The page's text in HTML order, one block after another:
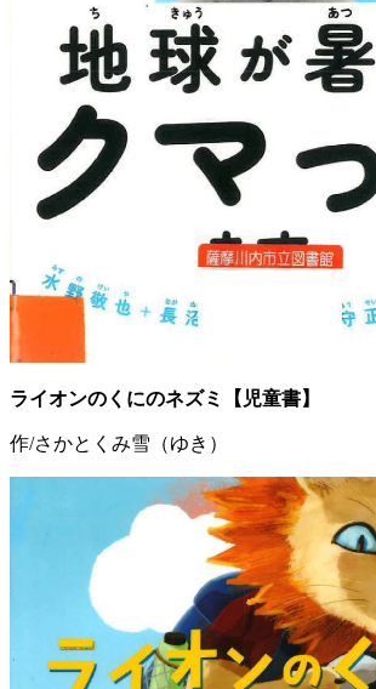
ライオンのくにのネズミ【児童書】
作/さかとくみ雪（ゆき）